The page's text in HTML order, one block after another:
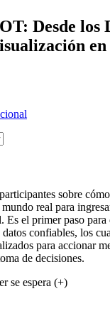
Desde los
sobre
real para
Es el primer paso para
confiables, los
para accionar
de decisiones.
se espera (+)